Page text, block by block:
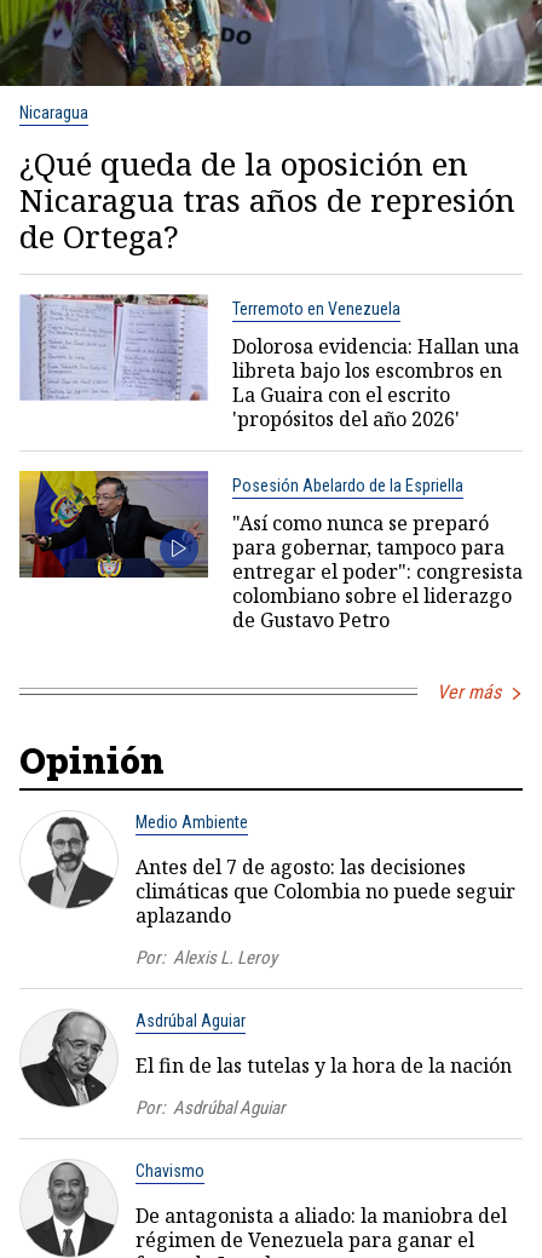
Nicaragua
¿Qué queda de la oposición en
Nicaragua tras años de represión
de Ortega?
Terremoto en Venezuela
Dolorosa evidencia: Hallan una
libreta bajo los escombros en
La Guaira con el escrito
'propósitos del año 2026'
Posesión Abelardo de la Espriella
"Así como nunca se preparó
para gobernar, tampoco para
entregar el poder": congresista
colombiano sobre el liderazgo
de Gustavo Petro
Ver más
Opinión
Medio Ambiente
Antes del 7 de agosto: las decisiones
climáticas que Colombia no puede seguir
aplazando
Por: Alexis L. Leroy
Asdrúbal Aguiar
El fin de las tutelas y la hora de la nación
Por: Asdrúbal Aguiar
Chavismo
De antagonista a aliado: la maniobra del
régimen de Venezuela para ganar el